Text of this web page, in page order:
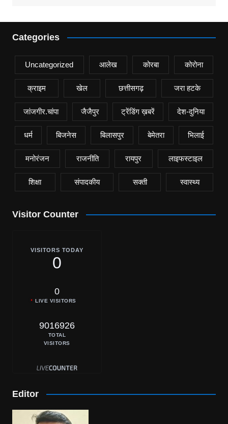
Categories
Uncategorized आलेख कोरबा कोरोना
क्राइम खेल छत्तीसगढ़ जरा हटके
जांजगीर.चांपा जैजैपुर ट्रेंडिंग ख़बरें देश-दुनिया
धर्म बिजनेस बिलासपुर बेमेतरा भिलाई
मनोरंजन राजनीति रायपुर लाइफस्टाइल
शिक्षा संपादकीय सक्ती स्वास्थ्य
Visitor Counter
VISITORS TODAY
0
0
LIVE VISITORS
9016926
TOTAL
VISITORS
Editor